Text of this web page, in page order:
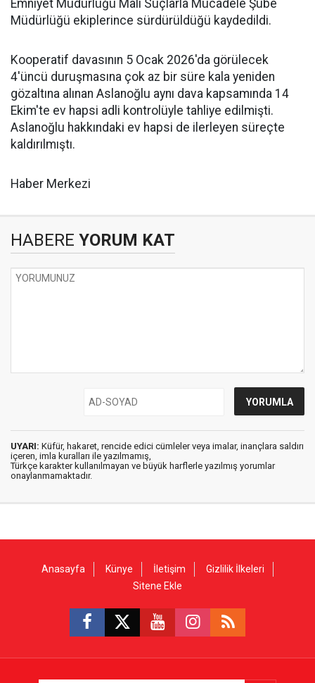
Emniyet Müdürlüğü Mali Suçlarla Mücadele Şube
Müdürlüğü ekiplerince sürdürüldüğü kaydedildi.
Kooperatif davasının 5 Ocak 2026'da görülecek
4'üncü duruşmasına çok az bir süre kala yeniden
gözaltına alınan Aslanoğlu aynı dava kapsamında 14
Ekim'te ev hapsi adli kontrolüyle tahliye edilmişti.
Aslanoğlu hakkındaki ev hapsi de ilerleyen süreçte
kaldırılmıştı.
Haber Merkezi
HABERE YORUM KAT
UYARI: Küfür, hakaret, rencide edici cümleler veya imalar, inançlara saldırı
içeren, imla kuralları ile yazılmamış,
Türkçe karakter kullanılmayan ve büyük harflerle yazılmış yorumlar
onaylanmamaktadır.
Anasayfa Künye İletişim
Gizlilik İlkeleri
Sitene Ekle